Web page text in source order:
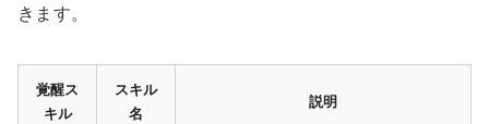
きます。
覚醒ス
キル
スキル
名
説明